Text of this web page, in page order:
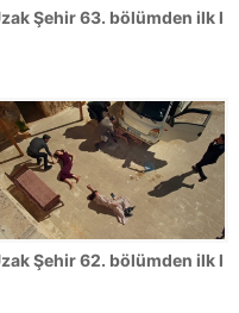
FİNALİ
Şehir 63. bölümden ilk
Şehir 62. bölümden ilk